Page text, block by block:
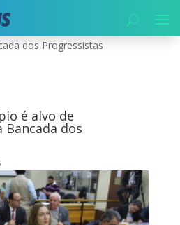
no município é alvo de
dos Progressistas
é alvo de
Bancada dos